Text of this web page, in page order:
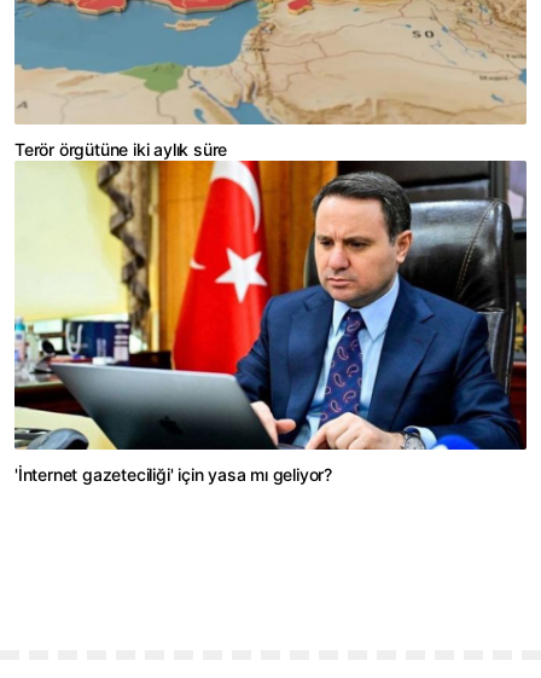
Terör örgütüne iki aylık süre
'İnternet gazeteciliği' için yasa mı geliyor?